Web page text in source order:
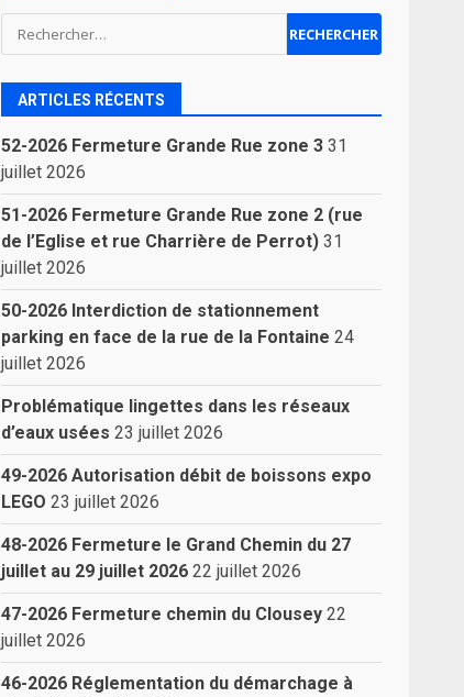
Rechercher :
ARTICLES RÉCENTS
52-2026 Fermeture Grande Rue zone 3 31
juillet 2026
51-2026 Fermeture Grande Rue zone 2 (rue
de l’Eglise et rue Charrière de Perrot) 31
juillet 2026
50-2026 Interdiction de stationnement
parking en face de la rue de la Fontaine 24
juillet 2026
Problématique lingettes dans les réseaux
d’eaux usées 23 juillet 2026
49-2026 Autorisation débit de boissons expo
LEGO 23 juillet 2026
48-2026 Fermeture le Grand Chemin du 27
juillet au 29 juillet 2026 22 juillet 2026
47-2026 Fermeture chemin du Clousey 22
juillet 2026
46-2026 Réglementation du démarchage à